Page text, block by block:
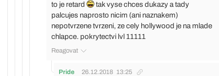
to je retard
tak vyse chces dukazy a tady
palcujes naprosto nicim (ani naznakem)
nepotvrzene tvrzeni, ze cely hollywood je na mlade
chlapce. pokrytectvi lvl 11111
Reagovat
Pride 26.12.2018 13:25